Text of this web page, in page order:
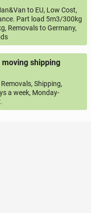
to EU, Low Cost,
Part load 5m3/300kg
Removals to Germany,
shipping
Shipping,
a week, Monday-